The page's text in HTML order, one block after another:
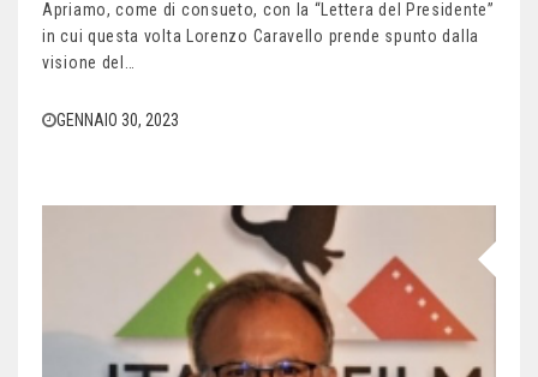
Apriamo, come di consueto, con la “Lettera del Presidente”
in cui questa volta Lorenzo Caravello prende spunto dalla
visione del…
GENNAIO 30, 2023